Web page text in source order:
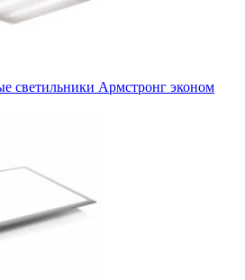
светильники Армстронг эконом